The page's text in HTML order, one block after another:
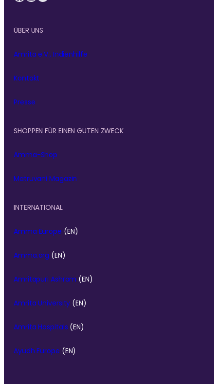
ÜBER UNS
Amrita e.V., Indienhilfe
Kontakt
Presse
SHOPPEN FÜR EINEN GUTEN ZWECK
Amma-Shop
Matruvani Magazin
INTERNATIONAL
Amma Europe (EN)
Amma.org (EN)
Amritapuri Ashram (EN)
Amrita University (EN)
Amrita Hospitals (EN)
Ayudh Europe (EN)